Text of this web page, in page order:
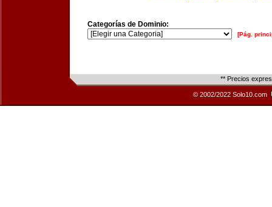
Categorías de Dominio:
[Pág.
** Precios
© 2002/2022 Solo10.com